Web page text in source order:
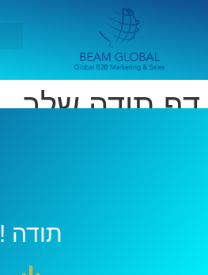
דף תודה שלב
תודה !